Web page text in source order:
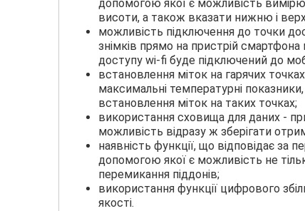
допомогою якої є можливість
висоти, а також вказати нижню і
можливість підключення до точки
знімків прямо на пристрій
доступу wi-fi буде підключений до
встановлення міток на гарячих
максимальні температурні
встановлення міток на таких точках;
використання сховища для даних -
можливість відразу ж зберігати
наявність функції, що відповідає за
допомогою якої є можливість не
перемикання піддонів;
використання функції цифрового
якості.